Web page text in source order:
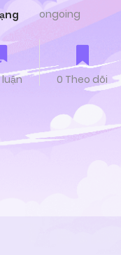
ongoing
luận 0 Theo dõi